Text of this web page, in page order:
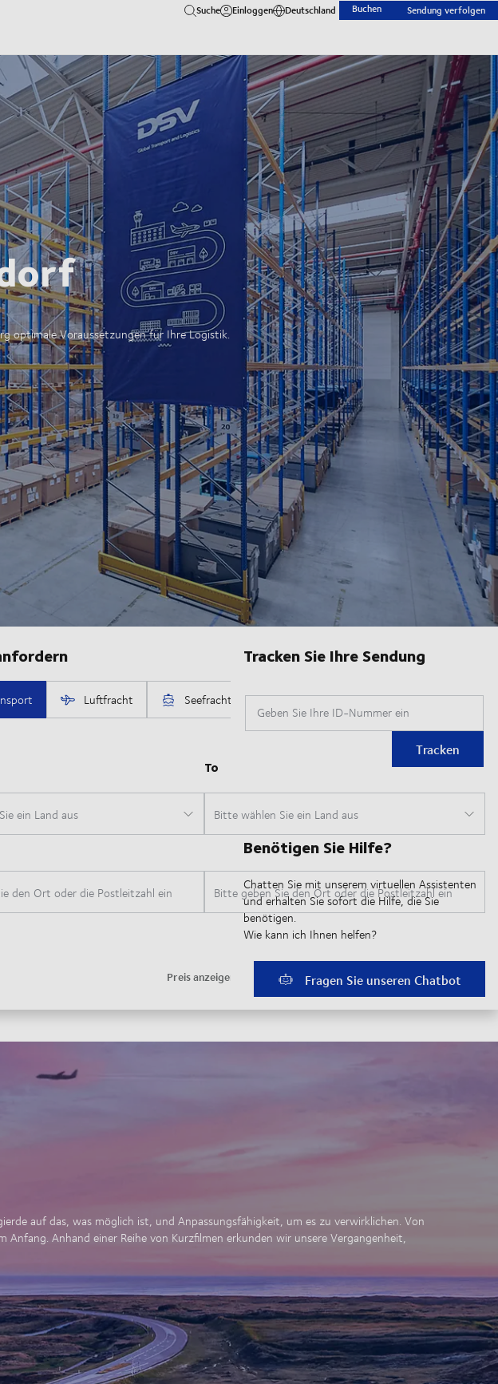
Suche Einloggen Deutschland Buchen Sendung verfolgen
optimale Voraussetzungen für Ihre Logistik.
Tracken Sie Ihre Sendung
Geben Sie Ihre ID-Nummer ein
Tracken
Benötigen Sie Hilfe?
Chatten Sie mit unserem virtuellen Assistenten
und erhalten Sie sofort die Hilfe, die Sie
benötigen.
Wie kann ich Ihnen helfen?
Fragen Sie unseren Chatbot
auf das, was möglich ist, und Anpassungsfähigkeit, um es zu verwirklichen. Von
Anhand einer Reihe von Kurzfilmen erkunden wir unsere Vergangenheit,